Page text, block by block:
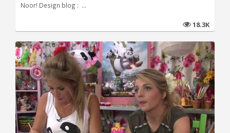
Noor! Design blog : ...
18.3K